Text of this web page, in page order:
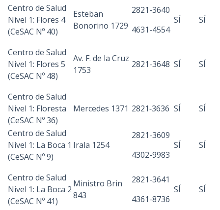
Centro de Salud
Nivel 1: Flores 4
(CeSAC Nº 40)
Esteban
Bonorino 1729
2821-3640
4631-4554
SÍ SÍ
Centro de Salud
Nivel 1: Flores 5
(CeSAC Nº 48)
Av. F. de la Cruz
1753
2821-3648 SÍ SÍ
Centro de Salud
Nivel 1: Floresta
(CeSAC Nº 36)
Mercedes 1371 2821‐3636 SÍ SÍ
Centro de Salud
Nivel 1: La Boca 1
(CeSAC Nº 9)
Irala 1254
2821-3609
4302-9983
SÍ SÍ
Centro de Salud
Nivel 1: La Boca 2
(CeSAC Nº 41)
Ministro Brin
843
2821-3641
4361-8736
SÍ SÍ